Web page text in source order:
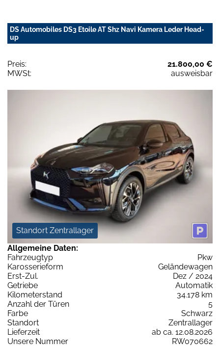
DS Automobiles DS3 Etoile AT Shz Navi Kamera Leder Head-
up
Preis:
21.800,00 €
MWSt:
ausweisbar
Standort Zentrallager
Allgemeine Daten:
Fahrzeugtyp
Pkw
Karosserieform
Geländewagen
Erst-Zul.
Dez / 2024
Getriebe
Automatik
Kilometerstand
34.178 km
Anzahl der Türen
5
Farbe
Schwarz
Standort
Zentrallager
Lieferzeit
ab ca. 12.08.2026
Unsere Nummer
RW070662